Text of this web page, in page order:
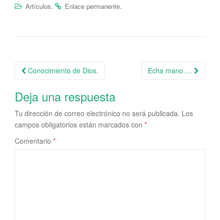
Artículos. Enlace permanente.
Navegación de la entrada
Conocimiento de Dios. Echa mano….
Deja una respuesta
Tu dirección de correo electrónico no será publicada. Los
campos obligatorios están marcados con *
Comentario *